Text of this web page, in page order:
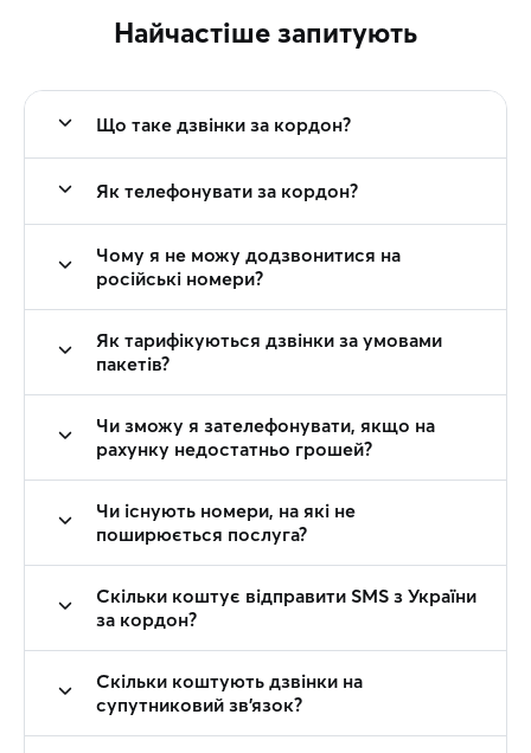
Найчастіше запитують
Що таке дзвінки за кордон?
Як телефонувати за кордон?
Чому я не можу додзвонитися на
російські номери?
Як тарифікуються дзвінки за умовами
пакетів?
Чи зможу я зателефонувати, якщо на
рахунку недостатньо грошей?
Чи існують номери, на які не
поширюється послуга?
Скільки коштує відправити SMS з України
за кордон?
Скільки коштують дзвінки на
супутниковий зв'язок?